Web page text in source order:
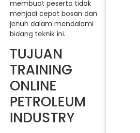
membuat peserta tidak
menjadi cepat bosan dan
jenuh dalam mendalami
bidang teknik ini.
TUJUAN
TRAINING
ONLINE
PETROLEUM
INDUSTRY